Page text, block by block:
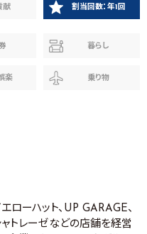
献 割当回数：年1回
暮らし
楽 乗り物
ローハット、UP GARAGE、
ャトレーゼなどの店舗を経営